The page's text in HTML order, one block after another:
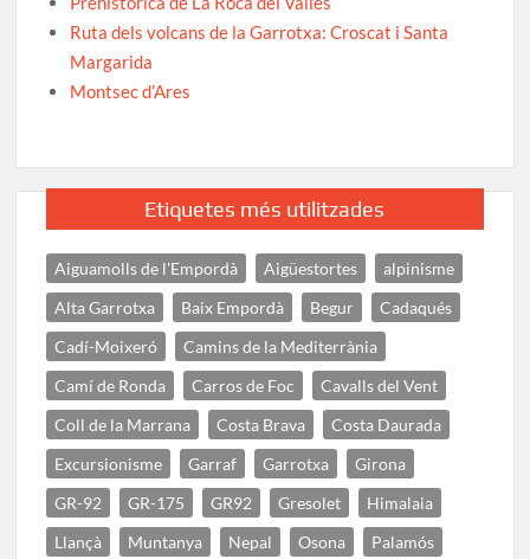
Ruta dels volcans de la Garrotxa: Croscat i Santa
Margarida
Montsec d’Ares
Etiquetes més utilitzades
Aiguamolls de l'Empordà Aigüestortes
alpinisme
Alta Garrotxa
Baix Empordà Begur
Cadaqués
Cadí-Moixeró
Camins de la Mediterrània
Camí de Ronda
Carros de Foc
Cavalls del Vent
Coll de la Marrana
Costa Brava
Costa Daurada
Excursionisme
Garraf Garrotxa
Girona
GR-92
GR-175 GR92 Gresolet
Himalaia
Llançà
Muntanya Nepal Osona
Palamós